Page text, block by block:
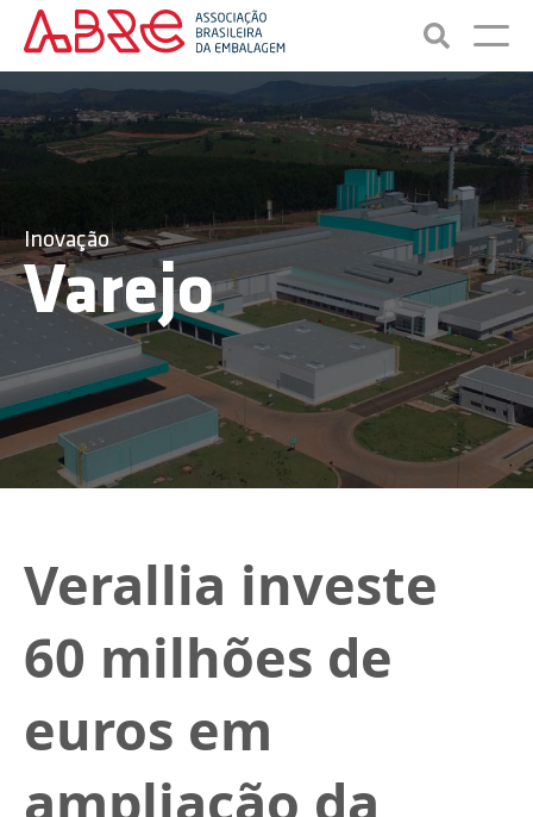
Inovação
Varejo
Verallia investe
60 milhões de
euros em
ampliação da